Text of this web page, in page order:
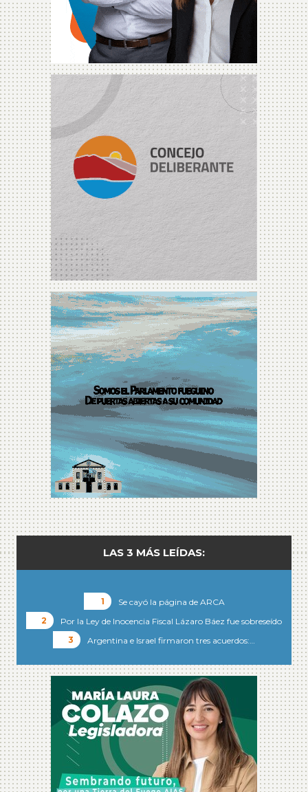
LAS 3 MÁS LEÍDAS:
Se cayó la página de ARCA
Por la Ley de Inocencia Fiscal Lázaro Báez fue sobreseído
Argentina e Israel firmaron tres acuerdos:…